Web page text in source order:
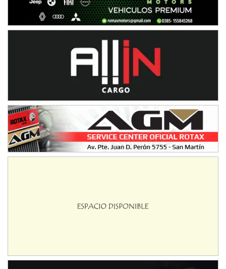
NORESTE SANTAFESINO - F6
Ciudad de Avellaneda (Asfalto)
Avellaneda (Santa Fe)
SUR SANTAFESINO - F4
José Samuel Sánchez (Tierra)
El Timbó (Tucumán)